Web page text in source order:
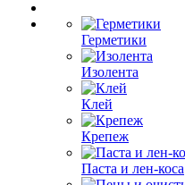
Герметики
Изолента
Клей
Крепеж
Паста и лен-коса